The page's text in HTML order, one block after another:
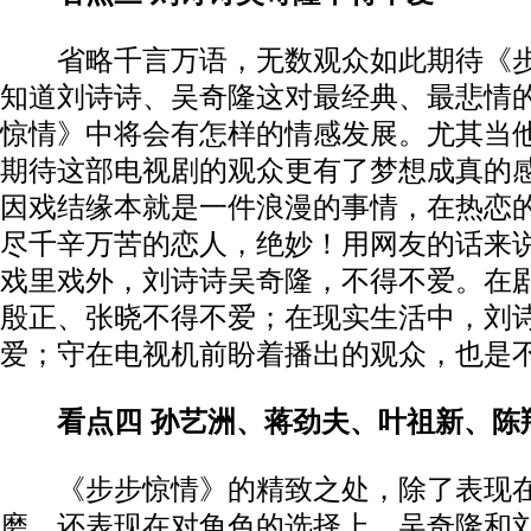
省略千言万语，无数观众如此期待《
知道刘诗诗、吴奇隆这对最经典、最悲情
惊情》中将会有怎样的情感发展。尤其当
期待这部电视剧的观众更有了梦想成真的
因戏结缘本就是一件浪漫的事情，在热恋
尽千辛万苦的恋人，绝妙！用网友的话来
戏里戏外，刘诗诗吴奇隆，不得不爱。在
殷正、张晓不得不爱；在现实生活中，刘
爱；守在电视机前盼着播出的观众，也是
看点四 孙艺洲、蒋劲夫、叶祖新、
《步步惊情》的精致之处，除了表现